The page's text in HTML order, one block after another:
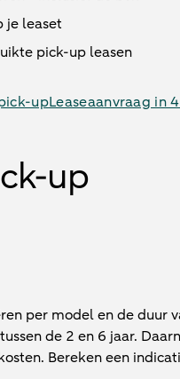
je leaset
pick-up leasen
upLeaseaanvraag in
up
per model en de duur
de 2 en 6 jaar.
Bereken een